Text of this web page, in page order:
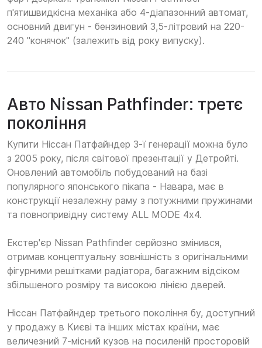
п'ятишвидкісна механіка або 4-діапазонний автомат,
основний двигун - бензиновий 3,5-літровий на 220-
240 "конячок" (залежить від року випуску).
Авто Nissan Pathfinder: третє
покоління
Купити Ніссан Патфайндер 3-ї генерації можна було
з 2005 року, після світової презентації у Детройті.
Оновлений автомобіль побудований на базі
популярного японського пікапа - Навара, має в
конструкції незалежну раму з потужними пружинами
та повнопривідну систему ALL MODE 4х4.
Екстер'єр Nissan Pathfinder серйозно змінився,
отримав концептуальну зовнішність з оригінальними
фігурними решітками радіатора, багажним відсіком
збільшеного розміру та високою лінією дверей.
Ніссан Патфайндер третього покоління бу, доступний
у продажу в Києві та інших містах країни, має
величезний 7-місний кузов на посиленій просторовій